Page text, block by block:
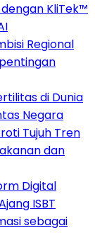
KliTek™
Regional
di Dunia
Negara
Tujuh Tren
dan
Digital
ISBT
sebagai